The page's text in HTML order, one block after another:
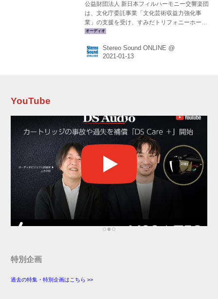
公益財団法人 新日本フィルハーモニー交響楽団
は、文化庁委託事業「文化芸術収益力強化事
業」の支援を受け、すみだトリフォニーホール
にて高品質に特化したふたつのシステムでコン
ビーアトモスで、もうひとつはKORGが提案す
るLive Extermeを使った48kHz/24ビットや
23:59まで） ●配信サイト：U-NEXT...
Stereo Sound ONLINE @
YouTube
特別企画
過去の特集・特別企画はこちら >>